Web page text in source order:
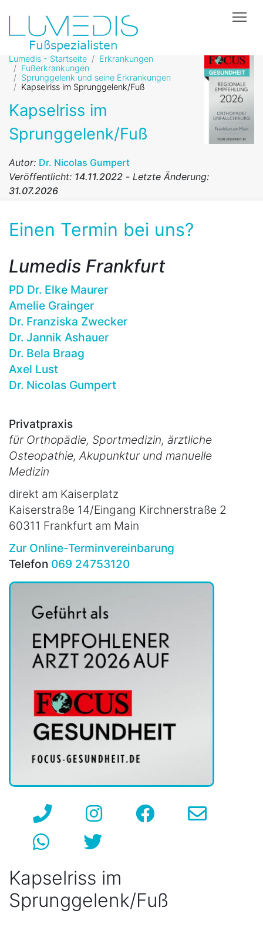
Lumedis - Startseite
Erkrankungen
Fußerkrankungen
Sprunggelenk und seine Erkrankungen
Kapselriss im Sprunggelenk/Fuß
Kapselriss im
Sprunggelenk/Fuß
Autor: Dr. Nicolas Gumpert
Veröffentlicht: 14.11.2022 - Letzte Änderung:
31.07.2026
Einen Termin bei uns?
Lumedis Frankfurt
PD Dr. Elke Maurer
Amelie Grainger
Dr. Franziska Zwecker
Dr. Jannik Ashauer
Dr. Bela Braag
Axel Lust
Dr. Nicolas Gumpert
Privatpraxis
für Orthopädie, Sportmedizin, ärztliche
Osteopathie, Akupunktur und manuelle
Medizin
direkt am Kaiserplatz
Kaiserstraße 14/Eingang Kirchnerstraße 2
60311 Frankfurt am Main
Zur Online-Terminvereinbarung
Telefon 069 24753120
Kapselriss im
Sprunggelenk/Fuß